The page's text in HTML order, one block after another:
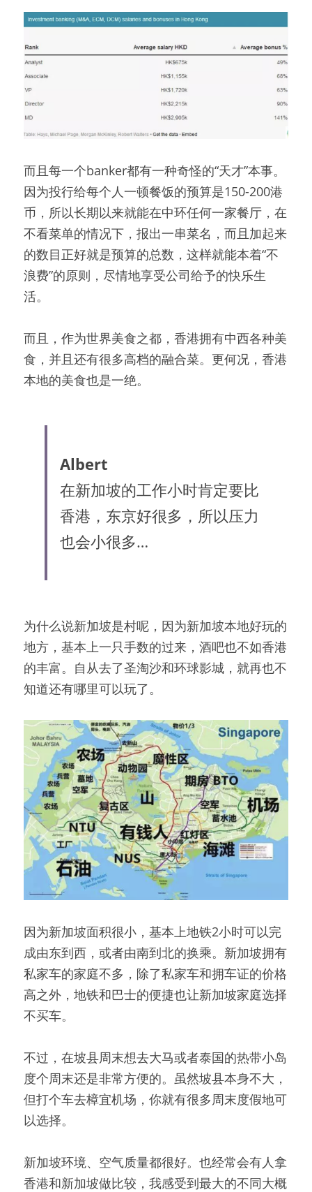
而且每一个banker都有一种奇怪的“天才”本事。
因为投行给每个人一顿餐饭的预算是150-200港
币，所以长期以来就能在中环任何一家餐厅，在
不看菜单的情况下，报出一串菜名，而且加起来
的数目正好就是预算的总数，这样就能本着“不
浪费”的原则，尽情地享受公司给予的快乐生
活。
而且，作为世界美食之都，香港拥有中西各种美
食，并且还有很多高档的融合菜。更何况，香港
本地的美食也是一绝。
Albert
在新加坡的工作小时肯定要比
香港，东京好很多，所以压力
也会小很多…
为什么说新加坡是村呢，因为新加坡本地好玩的
地方，基本上一只手数的过来，酒吧也不如香港
的丰富。自从去了圣淘沙和环球影城，就再也不
知道还有哪里可以玩了。
因为新加坡面积很小，基本上地铁2小时可以完
成由东到西，或者由南到北的换乘。新加坡拥有
私家车的家庭不多，除了私家车和拥车证的价格
高之外，地铁和巴士的便捷也让新加坡家庭选择
不买车。
不过，在坡县周末想去大马或者泰国的热带小岛
度个周末还是非常方便的。虽然坡县本身不大，
但打个车去樟宜机场，你就有很多周末度假地可
以选择。
新加坡环境、空气质量都很好。也经常会有人拿
香港和新加坡做比较，我感受到最大的不同大概